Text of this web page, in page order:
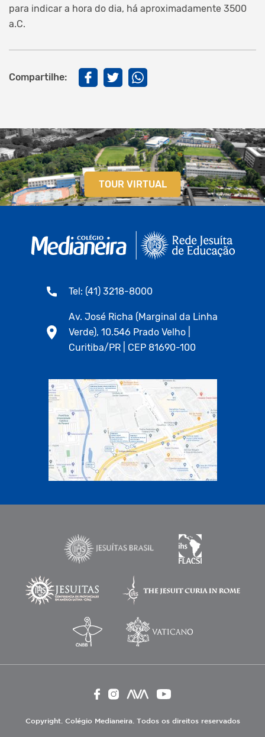
para indicar a hora do dia, há aproximadamente 3500
a.C.
Compartilhe:
TOUR VIRTUAL
Tel: (41) 3218-8000
Av. José Richa (Marginal da Linha
Verde), 10.546 Prado Velho |
Curitiba/PR | CEP 81690-100
Copyright. Colégio Medianeira. Todos os direitos reservados